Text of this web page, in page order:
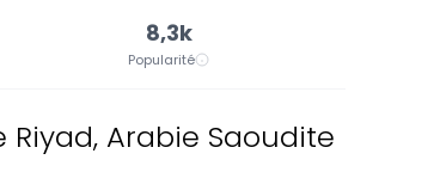
8,3k
Popularité
Arabie Saoudite